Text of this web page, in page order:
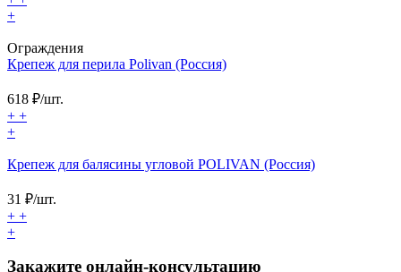
+
Ограждения
Крепеж для перила Polivan (Россия)
618 ₽/шт.
+ +
+
Крепеж для балясины угловой POLIVAN (Россия)
31 ₽/шт.
+ +
+
Закажите онлайн-консультацию